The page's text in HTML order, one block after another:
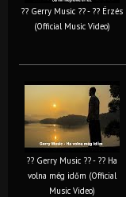
?? Gerry Music ?? - ?? Érzés
(Official Music Video)
?? Gerry Music ?? - ?? Ha
volna még időm (Official
Music Video)